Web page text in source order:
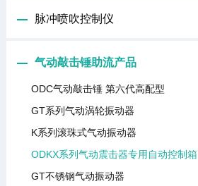
脉冲喷吹控制仪
气动敲击锤助流产品
ODC气动敲击锤 第六代高配型
GT系列气动涡轮振动器
K系列滚珠式气动振动器
ODKX系列气动震击器专用自动控制箱
GT不锈钢气动振动器